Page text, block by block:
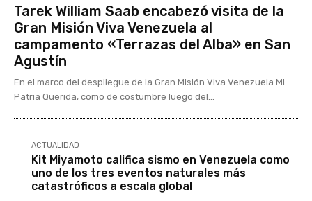
Tarek William Saab encabezó visita de la
Gran Misión Viva Venezuela al
campamento «Terrazas del Alba» en San
Agustín
En el marco del despliegue de la Gran Misión Viva Venezuela Mi
Patria Querida, como de costumbre luego del...
ACTUALIDAD
Kit Miyamoto califica sismo en Venezuela como
uno de los tres eventos naturales más
catastróficos a escala global